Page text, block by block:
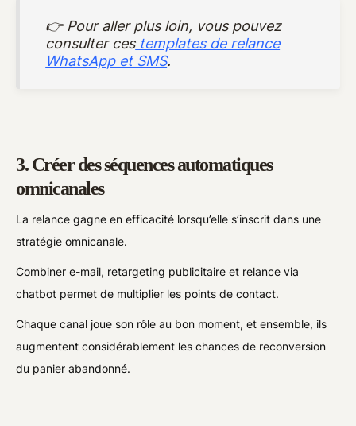
👉 Pour aller plus loin, vous pouvez
consulter cestemplates de relance
WhatsApp et SMS.
3. Créer des séquences automatiques
omnicanales
La relance gagne en efficacité lorsqu’elle s’inscrit dans une
stratégie omnicanale.
Combiner e-mail, retargeting publicitaire et relance via
chatbot permet de multiplier les points de contact.
Chaque canal joue son rôle au bon moment, et ensemble, ils
augmentent considérablement les chances de reconversion
du panier abandonné.